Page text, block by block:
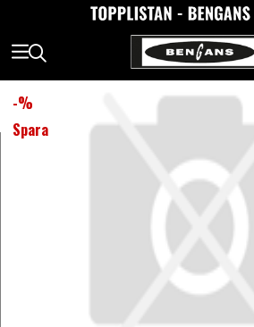
-%
Spara